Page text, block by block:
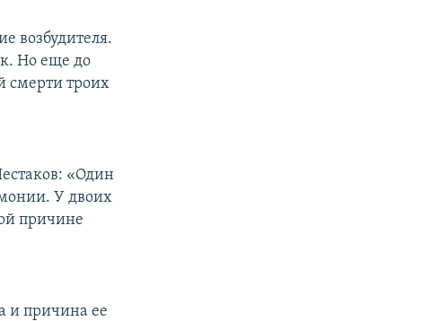
возбудителя.
Но еще до
смерти троих
«Один
У двоих
причине
и причина ее